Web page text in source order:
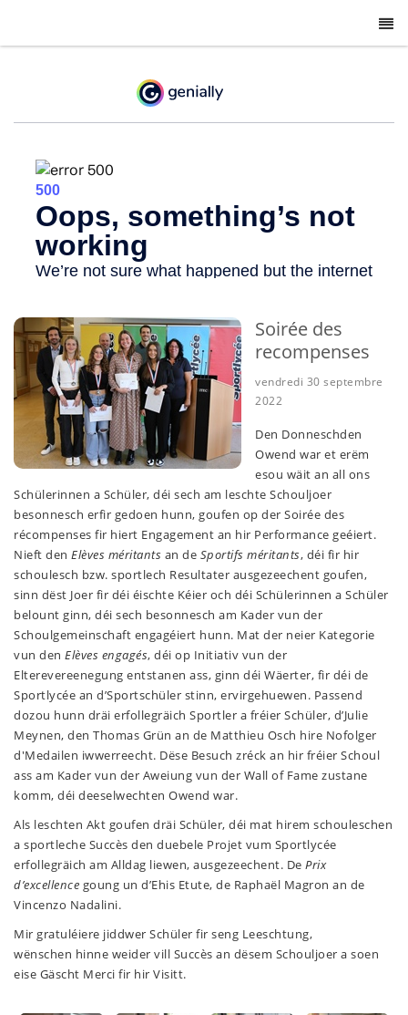
Soirée des
recompenses
vendredi 30 septembre
2022
Den Donneschden
Owend war et erëm
esou wäit an all ons
Schülerinnen a Schüler, déi sech am leschte Schouljoer
besonnesch erfir gedoen hunn, goufen op der Soirée des
récompenses fir hiert Engagement an hir Performance geéiert.
Nieft den Elèves méritants an de Sportifs méritants, déi fir hir
schoulesch bzw. sportlech Resultater ausgezeechent goufen,
sinn dëst Joer fir déi éischte Kéier och déi Schülerinnen a Schüler
belount ginn, déi sech besonnesch am Kader vun der
Schoulgemeinschaft engagéiert hunn. Mat der neier Kategorie
vun den Elèves engagés, déi op Initiativ vun der
Elterevereenegung entstanen ass, ginn déi Wäerter, fir déi de
Sportlycée an d’Sportschüler stinn, ervirgehuewen. Passend
dozou hunn dräi erfollegräich Sportler a fréier Schüler, d’Julie
Meynen, den Thomas Grün an de Matthieu Osch hire Nofolger
d'Medailen iwwerreecht. Dëse Besuch zréck an hir fréier Schoul
ass am Kader vun der Aweiung vun der Wall of Fame zustane
komm, déi deeselwechten Owend war.
Als leschten Akt goufen dräi Schüler, déi mat hirem schouleschen
a sportleche Succès den duebele Projet vum Sportlycée
erfollegräich am Alldag liewen, ausgezeechent. De Prix
d’excellence goung un d’Ehis Etute, de Raphaël Magron an de
Vincenzo Nadalini.
Mir gratuléiere jiddwer Schüler fir seng Leeschtung,
wënschen hinne weider vill Succès an dësem Schouljoer a soen
eise Gäscht Merci fir hir Visitt.